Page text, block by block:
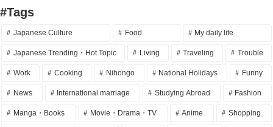
#Tags
Japanese Culture Food My daily life
Japanese Trending・Hot Topic Living Traveling Trouble
Work Cooking Nihongo National Holidays Funny
News International marriage Studying Abroad Fashion
Manga・Books Movie・Drama・TV Anime Shopping